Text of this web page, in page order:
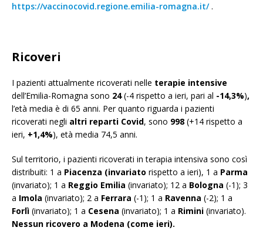
https://vaccinocovid.regione.emilia-romagna.it/.
Ricoveri
I pazienti attualmente ricoverati nelle terapie intensive
dell’Emilia-Romagna sono 24(-4 rispetto a ieri, pari al -14,3%),
l’età media è di 65 anni. Per quanto riguarda i pazienti
ricoverati negli altri reparti Covid, sono 998 (+14 rispetto a
ieri, +1,4%), età media 74,5 anni.
Sul territorio, i pazienti ricoverati in terapia intensiva sono così
distribuiti: 1 a Piacenza (invariato rispetto a ieri), 1 a Parma
(invariato); 1 a Reggio Emilia (invariato); 12 a Bologna (-1); 3
a Imola (invariato); 2 a Ferrara (-1); 1 a Ravenna (-2); 1 a
Forlì (invariato); 1 a Cesena (invariato); 1 a Rimini (invariato).
Nessun ricovero a Modena (come ieri).